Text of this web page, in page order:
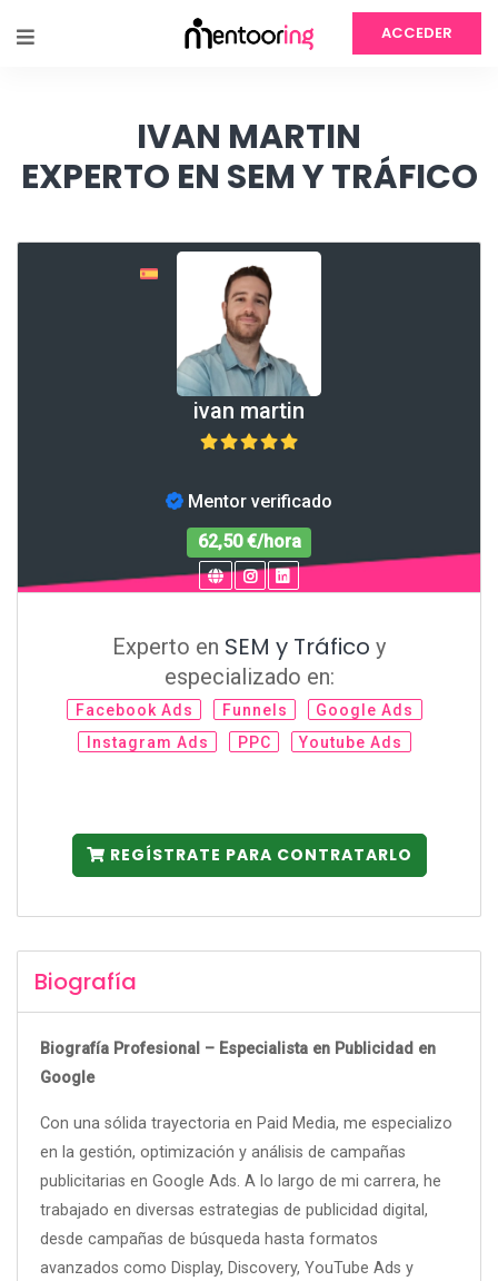
ACCEDER
IVAN MARTIN
EXPERTO EN SEM Y TRÁFICO
ivan martin
Mentor verificado
62,50 €/hora
Experto en SEM y Tráfico y
especializado en:
Facebook Ads Funnels
Google Ads
Instagram Ads
PPC Youtube Ads
REGÍSTRATE PARA CONTRATARLO
Biografía
Biografía Profesional – Especialista en Publicidad en
Google
Con una sólida trayectoria en Paid Media, me especializo
en la gestión, optimización y análisis de campañas
publicitarias en Google Ads. A lo largo de mi carrera, he
trabajado en diversas estrategias de publicidad digital,
desde campañas de búsqueda hasta formatos
avanzados como Display, Discovery, YouTube Ads y